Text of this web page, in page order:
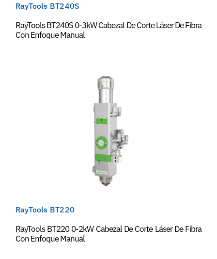
RayTools BT240S
RayTools BT240S 0-3kW Cabezal De Corte Láser De Fibra
Con Enfoque Manual
RayTools BT220
RayTools BT220 0-2kW Cabezal De Corte Láser De Fibra
Con Enfoque Manual